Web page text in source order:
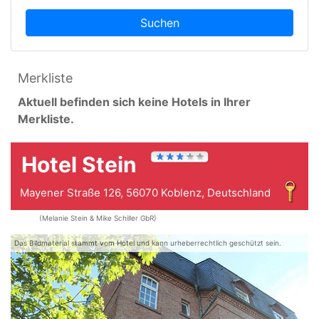
Suchen
Merkliste
Aktuell befinden sich keine Hotels in Ihrer
Merkliste.
Hotel Stein
Mayener Straße 126, 56070 Koblenz, Deutschland
(Melanie Stein & Mike Schiller GbR)
Das Bildmaterial stammt vom Hotel und kann urheberrechtlich geschützt sein.